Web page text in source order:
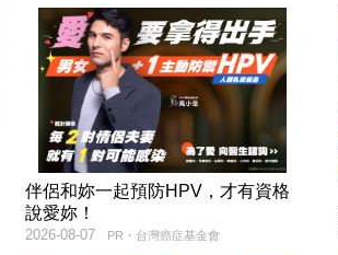
伴侶和妳一起預防HPV，才有資格
說愛妳！
PR・台灣癌症基金會
2026-08-07